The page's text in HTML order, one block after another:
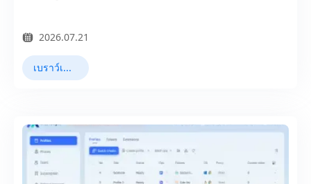
2026.07.21
เบราว์เซอร์เสมือน